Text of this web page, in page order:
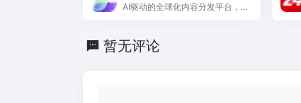
AI驱动的全球化内容分发平台，
13大平台一站式分发。
暂无评论